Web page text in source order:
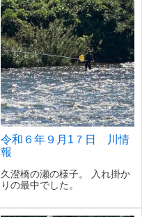
令和６年９月1７日 川情
報
久澄橋の瀬の様子。 入れ掛か
りの最中でした。